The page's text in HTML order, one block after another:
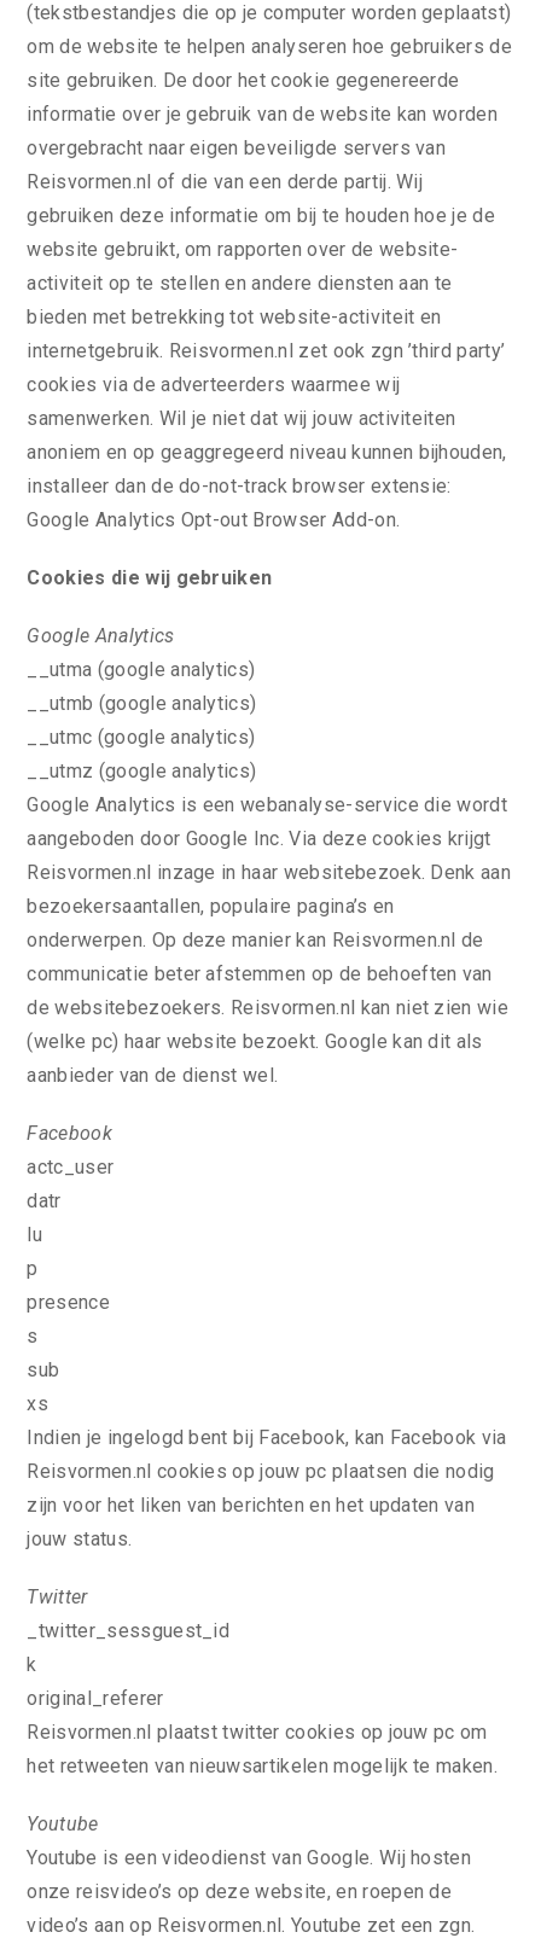
(tekstbestandjes die op je computer worden geplaatst)
om de website te helpen analyseren hoe gebruikers de
site gebruiken. De door het cookie gegenereerde
informatie over je gebruik van de website kan worden
overgebracht naar eigen beveiligde servers van
Reisvormen.nl of die van een derde partij. Wij
gebruiken deze informatie om bij te houden hoe je de
website gebruikt, om rapporten over de website-
activiteit op te stellen en andere diensten aan te
bieden met betrekking tot website-activiteit en
internetgebruik. Reisvormen.nl zet ook zgn ’third party’
cookies via de adverteerders waarmee wij
samenwerken. Wil je niet dat wij jouw activiteiten
anoniem en op geaggregeerd niveau kunnen bijhouden,
installeer dan de do-not-track browser extensie:
Google Analytics Opt-out Browser Add-on.
Cookies die wij gebruiken
Google Analytics
__utma (google analytics)
__utmb (google analytics)
__utmc (google analytics)
__utmz (google analytics)
Google Analytics is een webanalyse-service die wordt
aangeboden door Google Inc. Via deze cookies krijgt
Reisvormen.nl inzage in haar websitebezoek. Denk aan
bezoekersaantallen, populaire pagina’s en
onderwerpen. Op deze manier kan Reisvormen.nl de
communicatie beter afstemmen op de behoeften van
de websitebezoekers. Reisvormen.nl kan niet zien wie
(welke pc) haar website bezoekt. Google kan dit als
aanbieder van de dienst wel.
Facebook
actc_user
datr
lu
p
presence
s
sub
xs
Indien je ingelogd bent bij Facebook, kan Facebook via
Reisvormen.nl cookies op jouw pc plaatsen die nodig
zijn voor het liken van berichten en het updaten van
jouw status.
Twitter
_twitter_sessguest_id
k
original_referer
Reisvormen.nl plaatst twitter cookies op jouw pc om
het retweeten van nieuwsartikelen mogelijk te maken.
Youtube
Youtube is een videodienst van Google. Wij hosten
onze reisvideo’s op deze website, en roepen de
video’s aan op Reisvormen.nl. Youtube zet een zgn.